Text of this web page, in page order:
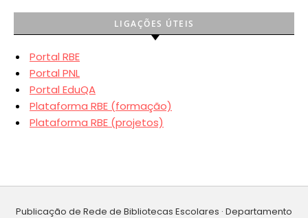
LIGAÇÕES ÚTEIS
Portal RBE
Portal PNL
Portal EduQA
Plataforma RBE (formação)
Plataforma RBE (projetos)
Publicação de Rede de Bibliotecas Escolares · Departamento